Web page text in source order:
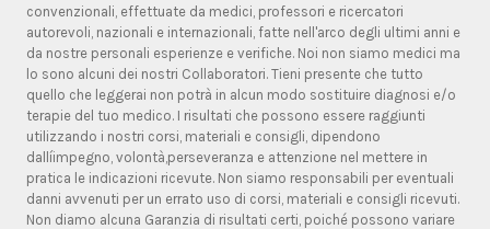
convenzionali, effettuate da medici, professori e ricercatori
autorevoli, nazionali e internazionali, fatte nell'arco degli ultimi anni e
da nostre personali esperienze e verifiche. Noi non siamo medici ma
lo sono alcuni dei nostri Collaboratori. Tieni presente che tutto
quello che leggerai non potrà in alcun modo sostituire diagnosi e/o
terapie del tuo medico. I risultati che possono essere raggiunti
utilizzando i nostri corsi, materiali e consigli, dipendono
dallíimpegno, volontà,perseveranza e attenzione nel mettere in
pratica le indicazioni ricevute. Non siamo responsabili per eventuali
danni avvenuti per un errato uso di corsi, materiali e consigli ricevuti.
Non diamo alcuna Garanzia di risultati certi, poiché possono variare